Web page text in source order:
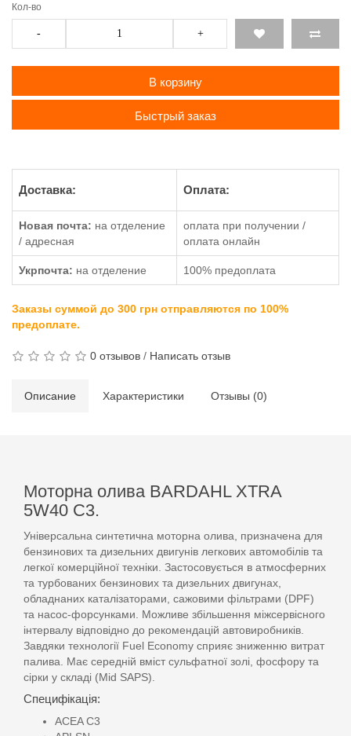
Кол-во
- +
В корзину
Быстрый заказ
Доставка: Оплата:
Новая почта: на отделение
/ адресная
оплата при получении /
оплата онлайн
Укрпочта: на отделение 100% предоплата
Заказы суммой до 300 грн отправляются по 100%
предоплате.
0 отзывов / Написать отзыв
Описание Характеристики Отзывы (0)
Моторна олива BARDAHL XTRA
5W40 С3.
Універсальна синтетична моторна олива, призначена для
бензинових та дизельних двигунів легкових автомобілів та
легкої комерційної техніки. Застосовується в атмосферних
та турбованих бензинових та дизельних двигунах,
обладнаних каталізаторами, сажовими фільтрами (DPF)
та насос-форсунками. Можливе збільшення міжсервісного
інтервалу відповідно до рекомендацій автовиробників.
Завдяки технології Fuel Economy сприяє зниженню витрат
палива. Має середній вміст сульфатної золі, фосфору та
сірки у складі (Mid SAPS).
Специфікація:
ACEA C3